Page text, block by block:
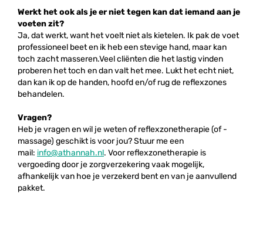
Werkt het ook als je er niet tegen kan dat iemand aan je
voeten zit?
Ja, dat werkt, want het voelt niet als kietelen. Ik pak de voet
professioneel beet en ik heb een stevige hand, maar kan
toch zacht masseren.Veel cliënten die het lastig vinden
proberen het toch en dan valt het mee. Lukt het echt niet,
dan kan ik op de handen, hoofd en/of rug de reflexzones
behandelen.
Vragen?
Heb je vragen en wil je weten of reflexzonetherapie (of -
massage) geschikt is voor jou? Stuur me een
mail: info@athannah.nl. Voor reflexzonetherapie is
vergoeding door je zorgverzekering vaak mogelijk,
afhankelijk van hoe je verzekerd bent en van je aanvullend
pakket.